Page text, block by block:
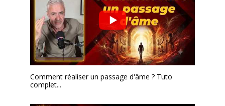
Comment réaliser un passage d'âme ? Tuto
complet...